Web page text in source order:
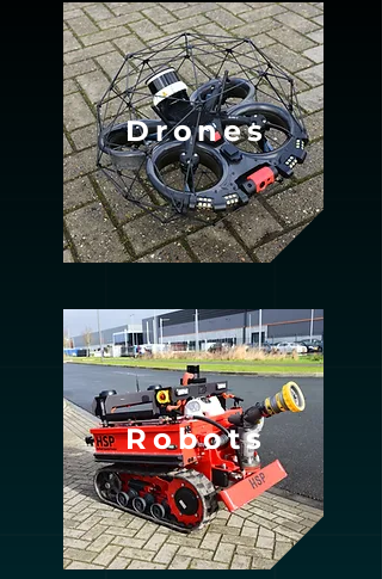
Drones
Robots